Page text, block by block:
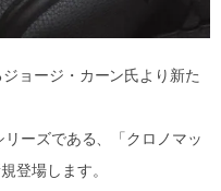
ョージ・カーン氏より新た
ーズである、「クロノマッ
登場します。